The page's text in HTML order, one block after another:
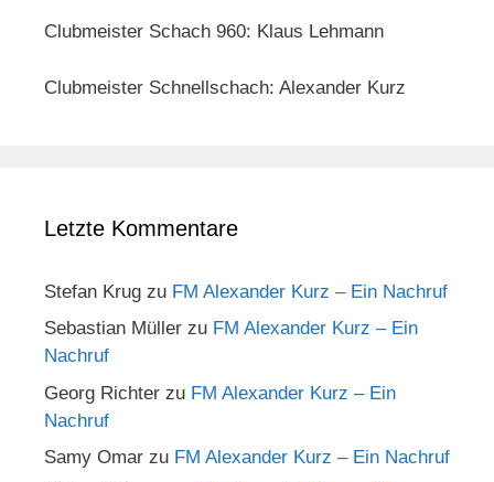
Clubmeister Schach 960: Klaus Lehmann
Clubmeister Schnellschach: Alexander Kurz
Letzte Kommentare
Stefan Krug zu FM Alexander Kurz – Ein Nachruf
Sebastian Müller zu FM Alexander Kurz – Ein
Nachruf
Georg Richter zu FM Alexander Kurz – Ein
Nachruf
Samy Omar zu FM Alexander Kurz – Ein Nachruf